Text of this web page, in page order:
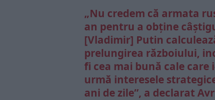
„Nu credem că armata
an pentru a obține
[Vladimir] Putin
prelungirea războiului,
fi cea mai bună cale care
urmă interesele
ani de zile”, a declarat